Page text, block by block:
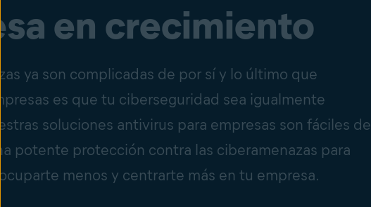
en crecimiento
ya son complicadas de por sí y lo último que
es que tu ciberseguridad sea igualmente
soluciones antivirus para empresas son fáciles de
potente protección contra las ciberamenazas para
menos y centrarte más en tu empresa.